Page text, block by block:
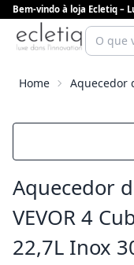
Bem-vindo à loja Ecletiq –
Home Aquecedor
Aquecedor
VEVOR 4
22,7L Inox